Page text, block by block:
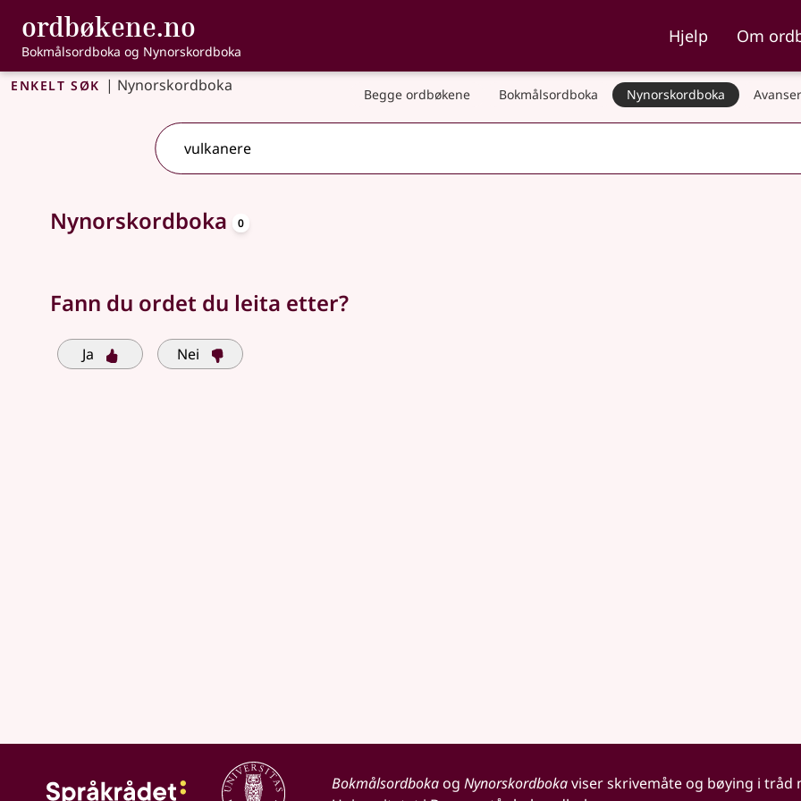
Gå til hovudinnhald
Tilgjenge
ordbøkene.no , Bokmålsordboka og Nynorskordboka
Bokmålsordboka og Nynorskordboka
Hjelp Om
Enkelt søk | Nynorskordboka Begge ordbøkene Bokmålsordboka Nynorskordboka
Søkjeforslag tilgjengelege
Nynorskordboka 0
Fann du ordet du leita etter?
Ja Nei
Bokmålsordbokaog Nynorskordbokaviser skrivemåte og bøying i tråd